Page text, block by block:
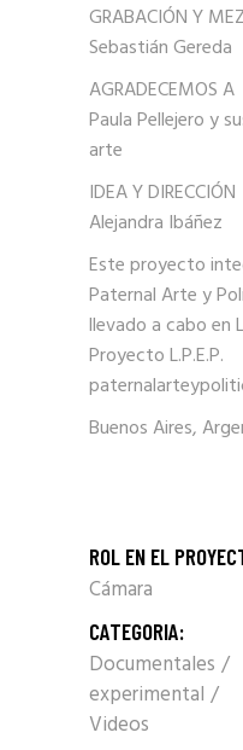
GRABACIÓN Y
Sebastián Gereda
AGRADECEMOS A
Paula Pellejero y
arte
IDEA Y DIRECCIÓN
Alejandra Ibáñez
Este proyecto
Paternal Arte y
llevado a cabo en
Proyecto L.P.E.P.
Buenos Aires,
ROL EN EL
Cámara
CATEGORIA:
Documentales
experimental
Videos